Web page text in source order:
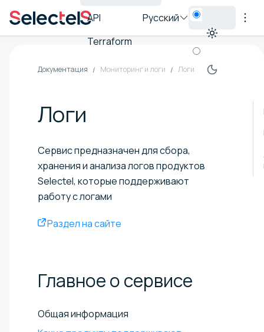
API
Terraform
Русский
Документация Мониторинг и логи Логи
Логи
Сервис предназначен для сбора,
хранения и анализа логов продуктов
Selectel, которые поддерживают
работу с логами
Раздел на сайте
Главное осервисе
Общая информация